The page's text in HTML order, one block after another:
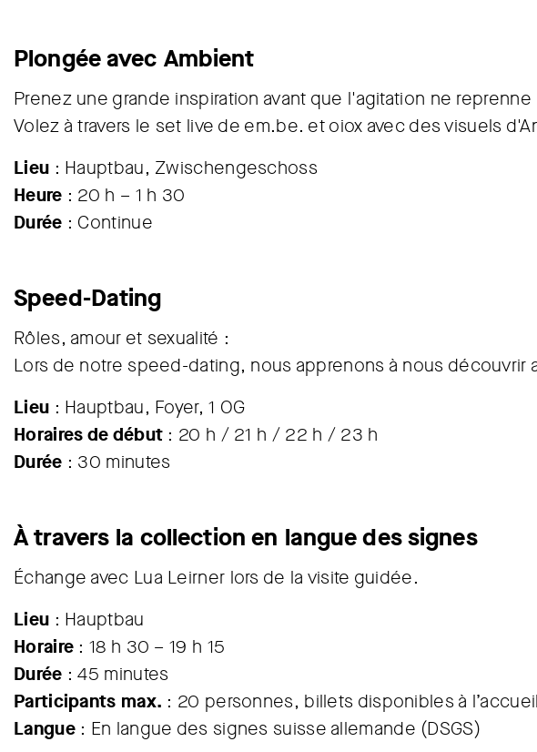
Plongée avec Ambient
Prenez une grande inspiration avant que l'agitation ne reprenne
Volez à travers le set live de em.be. et oiox avec des visuels
Lieu : Hauptbau, Zwischengeschoss
Heure : 20 h – 1 h 30
Durée : Continue
Speed-Dating
Rôles, amour et sexualité :
Lors de notre speed-dating, nous apprenons à nous découvrir
Lieu : Hauptbau, Foyer, 1 OG
Horaires de début : 20 h / 21 h / 22 h / 23 h
Durée : 30 minutes
À travers la collection en langue des signes
Échange avec Lua Leirner lors de la visite guidée.
Lieu : Hauptbau
Horaire : 18 h 30 – 19 h 15
Durée : 45 minutes
Participants max. : 20 personnes, billets disponibles à
Langue: En langue des signes suisse allemande (DSGS)